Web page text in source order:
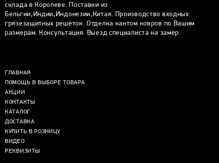
склада в Королеве. Поставки из
Бельгии,Индии,Индонезии,Китая. Производство входных
грязезащитных решёток. Отделка кантом ковров по Вашим
размерам. Консультация. Выезд специалиста на замер.
ГЛАВНАЯ
ПОМОЩЬ В ВЫБОРЕ ТОВАРА
АКЦИИ
КОНТАКТЫ
КАТАЛОГ
ДОСТАВКА
КУПИТЬ В РОЗНИЦУ
ВИДЕО
РЕКВИЗИТЫ